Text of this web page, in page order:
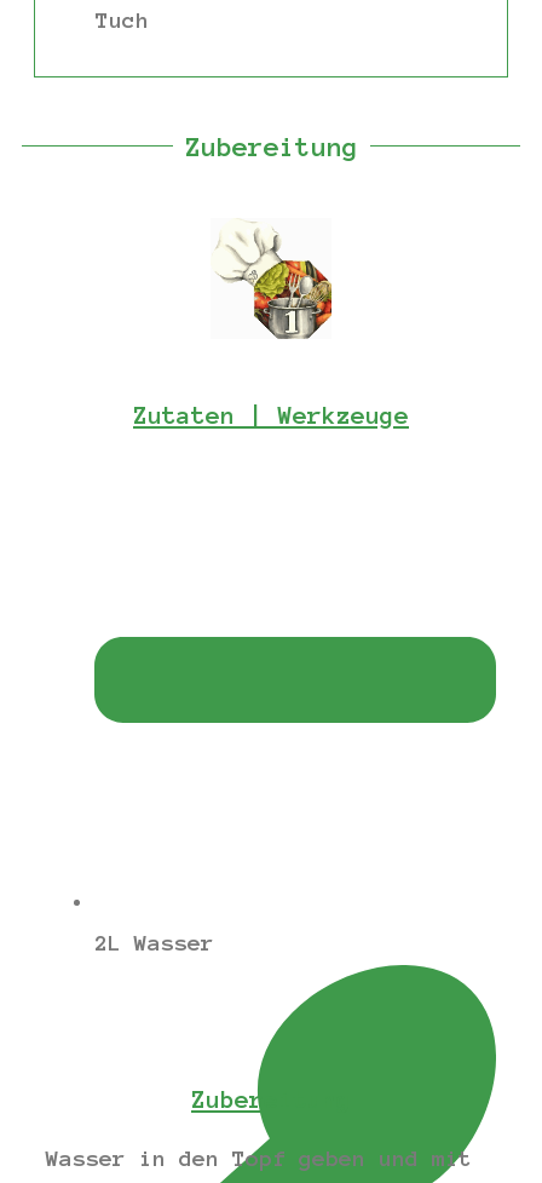
Tuch
Zubereitung
Zutaten | Werkzeuge
2L Wasser
Zubereitung
Wasser in den Topf geben und mit